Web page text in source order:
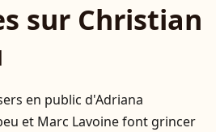
sur Christian
en public d'Adriana
et Marc Lavoine font grincer